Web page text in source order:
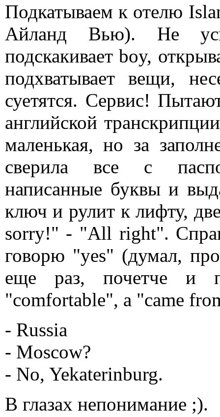
Подкатываем к отелю
Айланд Вью). Не
подскакивает boy,
подхватывает вещи,
суетятся. Сервис!
английской
маленькая, но за
сверила все с
написанные буквы и
ключ и рулит к лифту,
sorry!" - "All right".
говорю "yes" (думал,
еще раз, почетче и
"comfortable", а "came
- Russia
- Moscow?
- No, Yekaterinburg.
В глазах непонимание ;).